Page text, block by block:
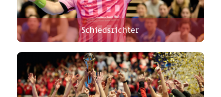
Schiedsrichter